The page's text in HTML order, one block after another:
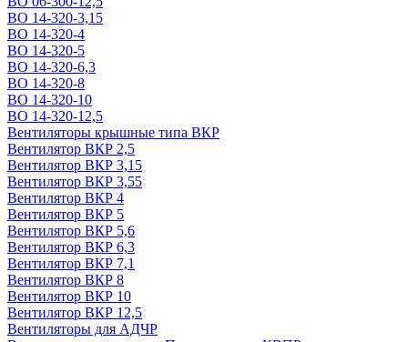
ВО 14-320-3,15
ВО 14-320-4
ВО 14-320-5
ВО 14-320-6,3
ВО 14-320-8
ВО 14-320-10
ВО 14-320-12,5
Вентиляторы крышные типа ВКР
Вентилятор ВКР 2,5
Вентилятор ВКР 3,15
Вентилятор ВКР 3,55
Вентилятор ВКР 4
Вентилятор ВКР 5
Вентилятор ВКР 5,6
Вентилятор ВКР 6,3
Вентилятор ВКР 7,1
Вентилятор ВКР 8
Вентилятор ВКР 10
Вентилятор ВКР 12,5
Вентиляторы для АДЧР